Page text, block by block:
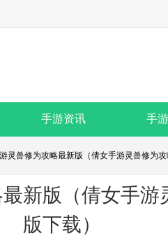
手游资讯 手
灵兽修为攻略最新版（倩女手游灵兽修为攻
新版（倩女手游
版下载）